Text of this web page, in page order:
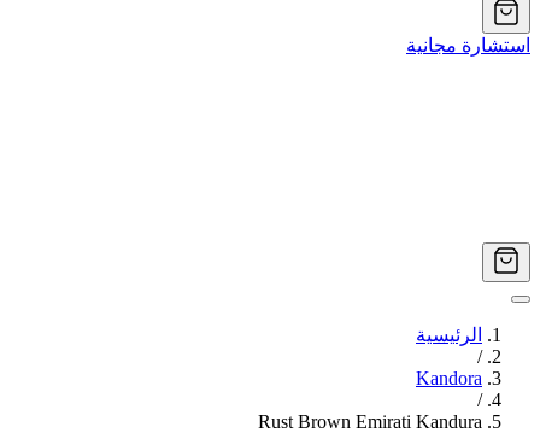
استشارة مجانية
الرئيسية
/
Kandora
/
Rust Brown Emirati Kandura